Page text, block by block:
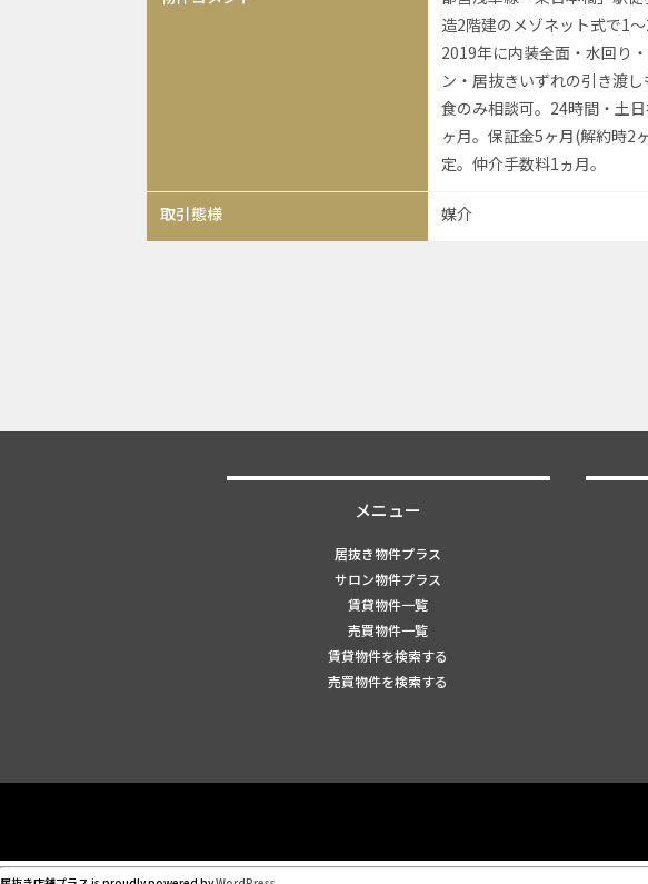
造2階建のメゾネット式で1
2019年に内装全面・水回り
ン・居抜きいずれの引き渡
食のみ相談可。24時間・土
ヶ月。保証金5ヶ月(解約時2
定。仲介手数料1ヵ月。
取引態様 媒介
メニュー
居抜き物件プラス
サロン物件プラス
賃貸物件一覧
売買物件一覧
賃貸物件を検索する
売買物件を検索する